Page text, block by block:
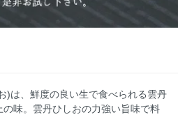
)は、鮮度の良い生で食べられる雲丹
味。雲丹ひしおの力強い旨味で料